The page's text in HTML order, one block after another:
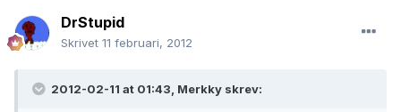
DrStupid
Skrivet 11 februari, 2012
2012-02-11 at 01:43, Merkky skrev: